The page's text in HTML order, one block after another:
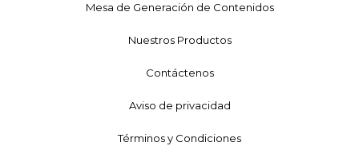
Mesa de Generación de Contenidos
Nuestros Productos
Contáctenos
Aviso de privacidad
Términos y Condiciones